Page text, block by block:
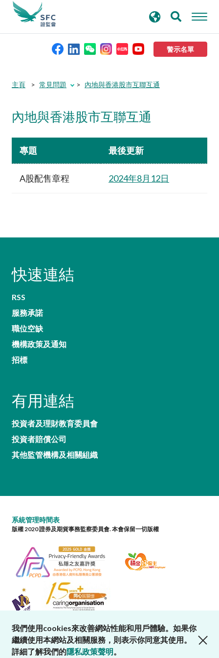
警示名單
本會簡介
監管職能
規則及標準
尋
主頁 常見問題 內地與香港股市互聯互通
內地與香港股市互聯互通
專題 最後更新
A股配售章程 2024年8月12日
快速連結
RSS
服務承諾
職位空缺
機構政策及通知
招標
有用連結
投資者及理財教育委員會
投資者賠償公司
其他監管機構及相關組織
系統管理時間表
版權 2020 證券及期貨事務監察委員會. 本會保留一切版權
我們使用cookies來改善網站性能和用戶體驗。如果你
繼續使用本網站及相關服務，則表示你同意其使用。
詳細了解我們的隱私政策聲明。
close cookies alert